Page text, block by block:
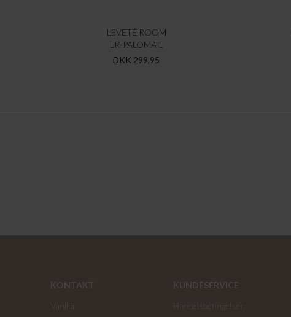
LEVETÉ ROOM
LR-PALOMA 1
DKK 299,95
KONTAKT
KUNDESERVICE